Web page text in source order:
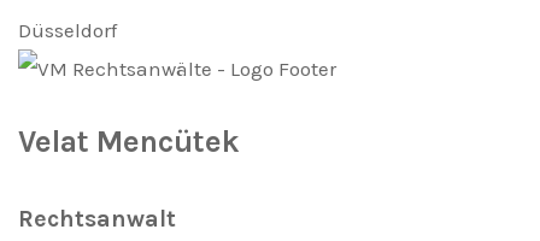
Velat Mencütek
Rechtsanwalt